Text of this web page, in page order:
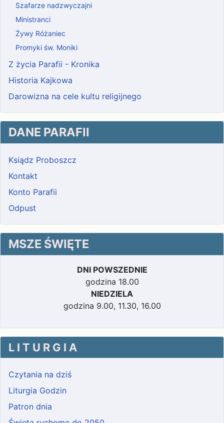
Szafarze nadzwyczajni
Ministranci
Żywy Różaniec
Promyki św. Moniki
Z życia Parafii - Kronika
Historia Kajkowa
Darowizna na cele kultu religijnego
DANE PARAFII
Ksiądz Proboszcz
Kontakt
Konto Parafii
Odpust
MSZE ŚWIĘTE
DNI POWSZEDNIE
godzina 18.00
NIEDZIELA
godzina 9.00, 11.30, 16.00
L I T U R G I A
Czytania na dziś
Liturgia Godzin
Patron dnia